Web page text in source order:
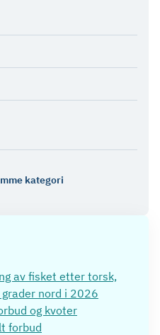
kategori
av fisket etter torsk,
nord i 2026
og kvoter
forbud